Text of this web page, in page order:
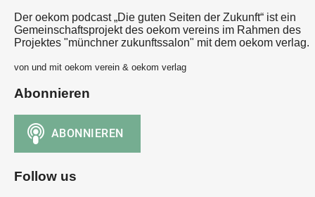
Der oekom podcast „Die guten Seiten der Zukunft“ ist ein
Gemeinschaftsprojekt des oekom vereins im Rahmen des
Projektes "münchner zukunftssalon" mit dem oekom verlag.
von und mit oekom verein & oekom verlag
Abonnieren
Follow us